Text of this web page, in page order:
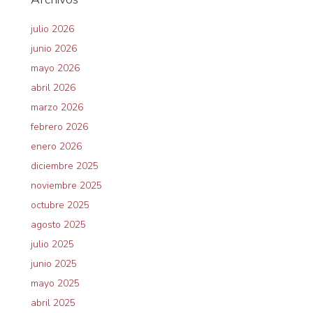
julio 2026
junio 2026
mayo 2026
abril 2026
marzo 2026
febrero 2026
enero 2026
diciembre 2025
noviembre 2025
octubre 2025
agosto 2025
julio 2025
junio 2025
mayo 2025
abril 2025